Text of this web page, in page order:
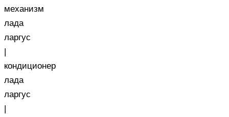
механизм
лада
ларгус
|
кондиционер
лада
ларгус
|